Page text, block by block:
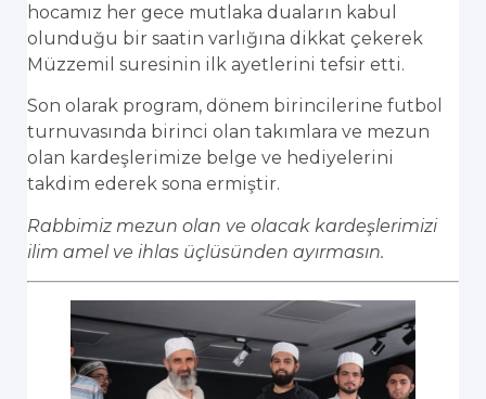
hocamız her gece mutlaka duaların kabul
olunduğu bir saatin varlığına dikkat çekerek
Müzzemil suresinin ilk ayetlerini tefsir etti.
Son olarak program, dönem birincilerine futbol
turnuvasında birinci olan takımlara ve mezun
olan kardeşlerimize belge ve hediyelerini
takdim ederek sona ermiştir.
Rabbimiz mezun olan ve olacak kardeşlerimizi
ilim amel ve ihlas üçlüsünden ayırmasın.